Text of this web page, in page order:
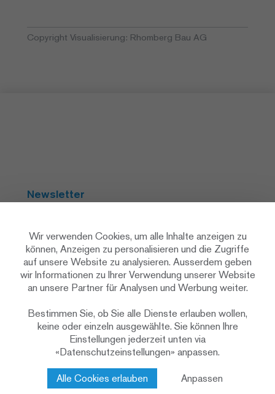
Copyright Visualisierung: Rhomberg Bau AG
Newsletter
Social Media
Datenschutzeinstellungen
Cookie Policy
Impressum & rechtliche Hinweise
Wir verwenden Cookies, um alle Inhalte anzeigen zu
können, Anzeigen zu personalisieren und die Zugriffe
auf unsere Website zu analysieren. Ausserdem geben
wir Informationen zu Ihrer Verwendung unserer Website
an unsere Partner für Analysen und Werbung weiter.
Bestimmen Sie, ob Sie alle Dienste erlauben wollen,
keine oder einzeln ausgewählte. Sie können Ihre
Einstellungen jederzeit unten via
«Datenschutzeinstellungen» anpassen.
Alle Cookies erlauben Anpassen